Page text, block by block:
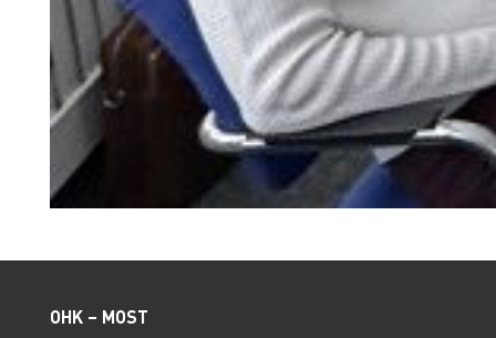
OHK – MOST